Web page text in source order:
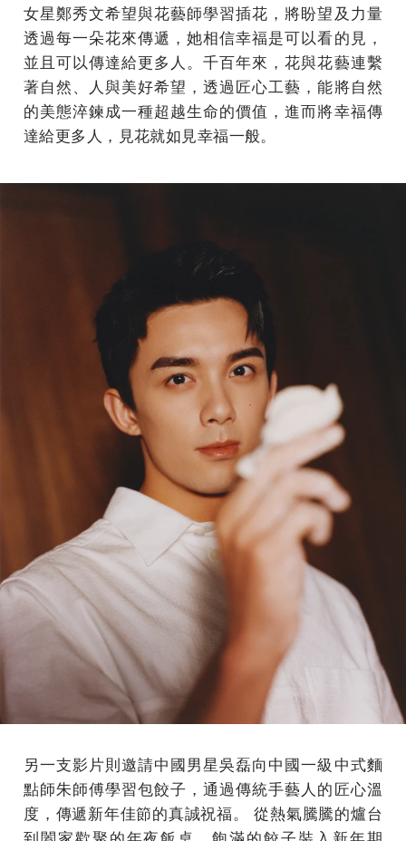
女星鄭秀文希望與花藝師學習插花，將盼望及力量
透過每一朵花來傳遞，她相信幸福是可以看的見，
並且可以傳達給更多人。千百年來，花與花藝連繫
著自然、人與美好希望，透過匠心工藝，能將自然
的美態淬鍊成一種超越生命的價值，進而將幸福傳
達給更多人，見花就如見幸福一般。
另一支影片則邀請中國男星吳磊向中國一級中式麵
點師朱師傅學習包餃子，通過傳統手藝人的匠心溫
度，傳遞新年佳節的真誠祝福。 從熱氣騰騰的爐台